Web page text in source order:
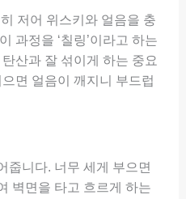
저어 위스키와 얼음을 충
과정을 ‘칠링’이라고 하는
산과 잘 섞이게 하는 중요
면 얼음이 깨지니 부드럽
줍니다. 너무 세게 부으면
벽면을 타고 흐르게 하는